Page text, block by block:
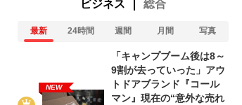
ビジネス 総合
最新 24時間 週間 月間 写真
NEW
「キャンプブーム後は8～
9割が去っていった」アウ
トドアブランド『コール
マン』現在の“意外な売れ